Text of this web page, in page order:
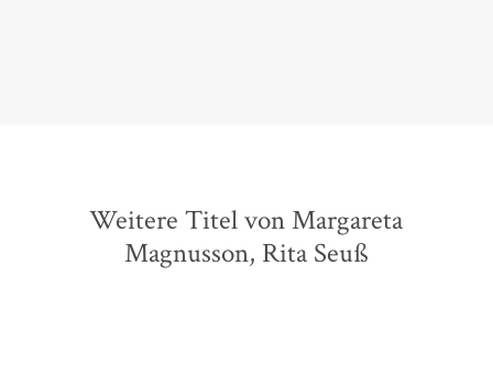
Weitere Titel von Margareta
Magnusson, Rita Seuß